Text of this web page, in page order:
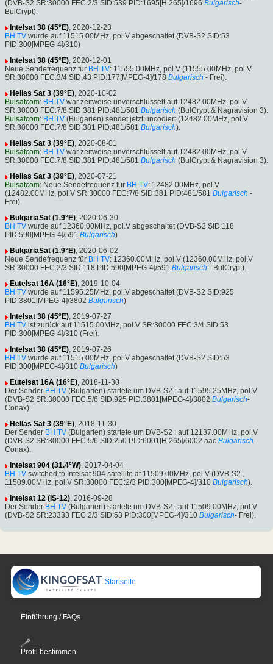
(DVB-S2 SR:30000 FEC:2/3 SID:539 PID:1695[H.265]/1696 Bulgarisch-
BulCrypt).
Intelsat 38 (45°E), 2020-12-23
BH TV wurde auf 11515.00MHz, pol.V abgeschaltet (DVB-S2 SID:53
PID:300[MPEG-4]/310)
Intelsat 38 (45°E), 2020-12-01
Neue Sendefrequenz für BH TV: 11555.00MHz, pol.V (11555.00MHz, pol.V
SR:30000 FEC:3/4 SID:43 PID:177[MPEG-4]/178 Bulgarisch - Frei).
Hellas Sat 3 (39°E), 2020-10-02
Bulsatcom: BH TV war zeitweise unverschlüsselt auf 12482.00MHz, pol.V
SR:30000 FEC:7/8 SID:381 PID:481/581 Bulgarisch (BulCrypt & Nagravision 3).
Bulsatcom: BH TV (Bulgarien) sendet jetzt uncodiert (12482.00MHz, pol.V
SR:30000 FEC:7/8 SID:381 PID:481/581 Bulgarisch).
Hellas Sat 3 (39°E), 2020-08-01
Bulsatcom: BH TV war zeitweise unverschlüsselt auf 12482.00MHz, pol.V
SR:30000 FEC:7/8 SID:381 PID:481/581 Bulgarisch (BulCrypt & Nagravision 3).
Hellas Sat 3 (39°E), 2020-07-21
Bulsatcom: Neue Sendefrequenz für BH TV: 12482.00MHz, pol.V
(12482.00MHz, pol.V SR:30000 FEC:7/8 SID:381 PID:481/581 Bulgarisch -
Frei).
BulgariaSat (1.9°E), 2020-06-30
BH TV wurde auf 12360.00MHz, pol.V abgeschaltet (DVB-S2 SID:118
PID:590[MPEG-4]/591 Bulgarisch)
BulgariaSat (1.9°E), 2020-06-02
Neue Sendefrequenz für BH TV: 12360.00MHz, pol.V (12360.00MHz, pol.V
SR:30000 FEC:2/3 SID:118 PID:590[MPEG-4]/591 Bulgarisch - BulCrypt).
Eutelsat 16A (16°E), 2019-10-04
BH TV wurde auf 11595.25MHz, pol.V abgeschaltet (DVB-S2 SID:925
PID:3801[MPEG-4]/3802 Bulgarisch)
Intelsat 38 (45°E), 2019-07-27
BH TV ist zurück auf 11515.00MHz, pol.V SR:30000 FEC:3/4 SID:53
PID:300[MPEG-4]/310 (Frei).
Intelsat 38 (45°E), 2019-07-26
BH TV wurde auf 11515.00MHz, pol.V abgeschaltet (DVB-S2 SID:53
PID:300[MPEG-4]/310 Bulgarisch)
Eutelsat 16A (16°E), 2018-11-30
Der Sender BH TV (Bulgarien) startete um DVB-S2 : auf 11595.25MHz, pol.V
(DVB-S2 SR:30000 FEC:5/6 SID:925 PID:3801[MPEG-4]/3802 Bulgarisch-
Conax).
Hellas Sat 3 (39°E), 2018-11-30
Der Sender BH TV (Bulgarien) startete um DVB-S2 : auf 12137.00MHz, pol.V
(DVB-S2 SR:30000 FEC:5/6 SID:250 PID:6001[H.265]/6002 aac Bulgarisch-
Conax).
Intelsat 904 (31.4°W), 2017-04-04
BH TV switched to Intelsat 904 satellite at 11509.00MHz, pol.V (DVB-S2 ,
11509.00MHz, pol.V SR:30000 FEC:2/3 PID:300[MPEG-4]/310 Bulgarisch).
Intelsat 12 (IS-12), 2016-09-28
Der Sender BH TV (Bulgarien) startete um DVB-S2 : auf 11509.00MHz, pol.V
(DVB-S2 SR:23333 FEC:2/3 SID:53 PID:300[MPEG-4]/310 Bulgarisch- Frei).
Startseite
Einführung / FAQs
Profil bestimmen